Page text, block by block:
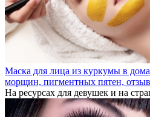
Маска для лица из куркумы в
морщин, пигментных пятен,
На ресурсах для девушек и на